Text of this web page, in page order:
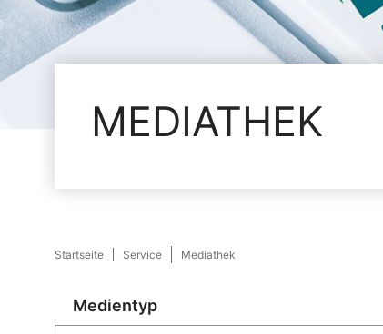
MEDIATHEK
Startseite Service Mediathek
Medientyp